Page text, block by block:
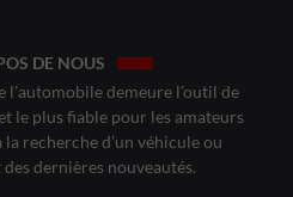
DE NOUS
l’automobile demeure l’outil de
le plus fiable pour les amateurs
recherche d’un véhicule ou
dernières nouveautés.